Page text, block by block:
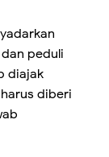
peduli
diajak
diberi